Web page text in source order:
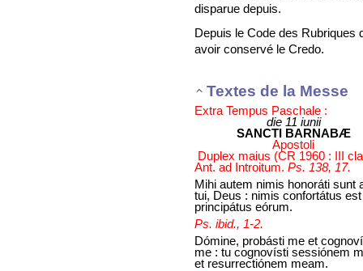
disparue depuis.
Depuis le Code des Rubriques
avoir conservé le Credo.
Textes de la Messe
Extra Tempus Paschale :
die 11 iunii
SANCTI BARNABÆ
Apostoli
Duplex maius (CR 1960 : III
Ant. ad Introitum. Ps. 138, 17.
Mihi autem nimis honoráti sunt
tui, Deus : nimis confortátus est
principátus eórum.
Ps. ibid., 1-2.
Dómine, probásti me et
me : tu cognovísti sessiónem
et resurrectiónem meam.